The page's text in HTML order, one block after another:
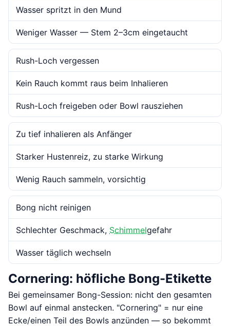
Wasser spritzt in den Mund
Weniger Wasser — Stem 2–3cm eingetaucht
Rush-Loch vergessen
Kein Rauch kommt raus beim Inhalieren
Rush-Loch freigeben oder Bowl rausziehen
Zu tief inhalieren als Anfänger
Starker Hustenreiz, zu starke Wirkung
Wenig Rauch sammeln, vorsichtig
Bong nicht reinigen
Schlechter Geschmack, Schimmelgefahr
Wasser täglich wechseln
Cornering: höfliche Bong-Etikette
Bei gemeinsamer Bong-Session: nicht den gesamten
Bowl auf einmal anstecken. "Cornering" = nur eine
Ecke/einen Teil des Bowls anzünden — so bekommt